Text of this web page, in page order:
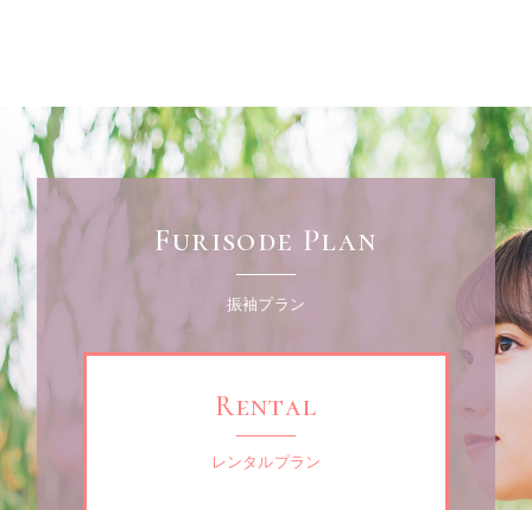
Furisode Plan
振袖プラン
Rental
レンタルプラン